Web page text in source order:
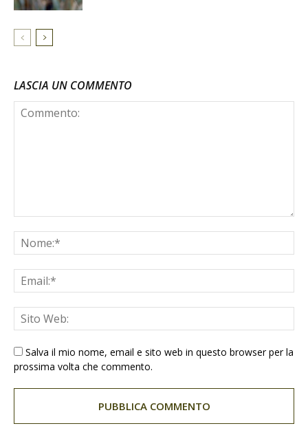
LASCIA UN COMMENTO
Salva il mio nome, email e sito web in questo browser per la
prossima volta che commento.